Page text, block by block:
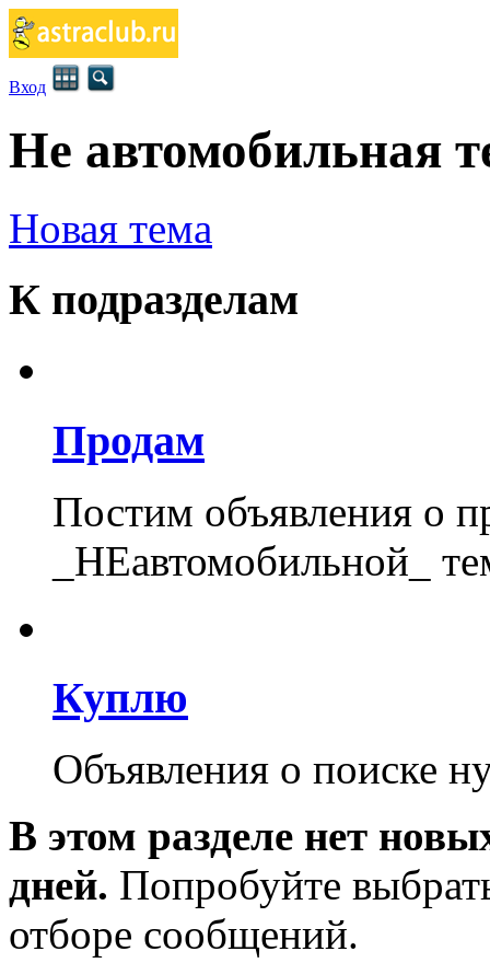
Вход
Не автомобильная
Новая тема
К подразделам
Продам
Постим объявления о
_НЕавтомобильной_
Куплю
Объявления о поиске
В этом разделе нет
дней. Попробуйте
отборе сообщений.